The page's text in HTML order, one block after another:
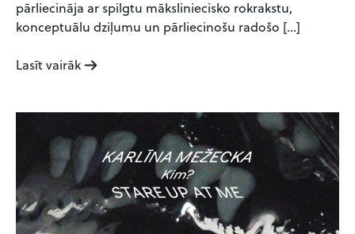
pārliecināja ar spilgtu māksliniecisko rokrakstu,
konceptuālu dziļumu un pārliecinošu radošo […]
Lasīt vairāk